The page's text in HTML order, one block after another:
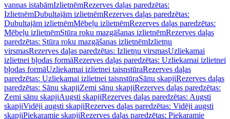
vannas istabāmIzlietnēmRezerves daļas paredzētas:
IzlietnēmDubultajām izlietnēmRezerves daļas paredzētas:
Dubultajām izlietnēmMēbeļu izlietnēmRezerves daļas paredzētas:
Mēbeļu izlietnēmStūra roku mazgāšanas izlietnēmRezerves daļas
paredzētas: Stūra roku mazgāšanas izlietnēmIzlietņu
virsmasRezerves daļas paredzētas: Izlietņu virsmasUzliekamai
izlietnei bļodas formāRezerves daļas paredzētas: Uzliekamai izlietnei
bļodas formāUzliekamai izlietnei taisnstūraRezerves daļas
paredzētas: Uzliekamai izlietnei taisnstūraSānu skapjiRezerves daļas
paredzētas: Sānu skapjiZemi sānu skapjiRezerves daļas paredzētas:
Zemi sānu skapjiAugsti skapjiRezerves daļas paredzētas: Augsti
skapjiVidēji augsti skapjiRezerves daļas paredzētas: Vidēji augsti
skapjiPiekaramie skapjiRezerves daļas paredzētas: Piekaramie